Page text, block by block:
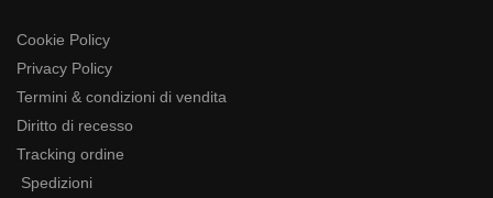
Cookie Policy
Privacy Policy
Termini & condizioni di vendita
Diritto di recesso
Tracking ordine
Spedizioni